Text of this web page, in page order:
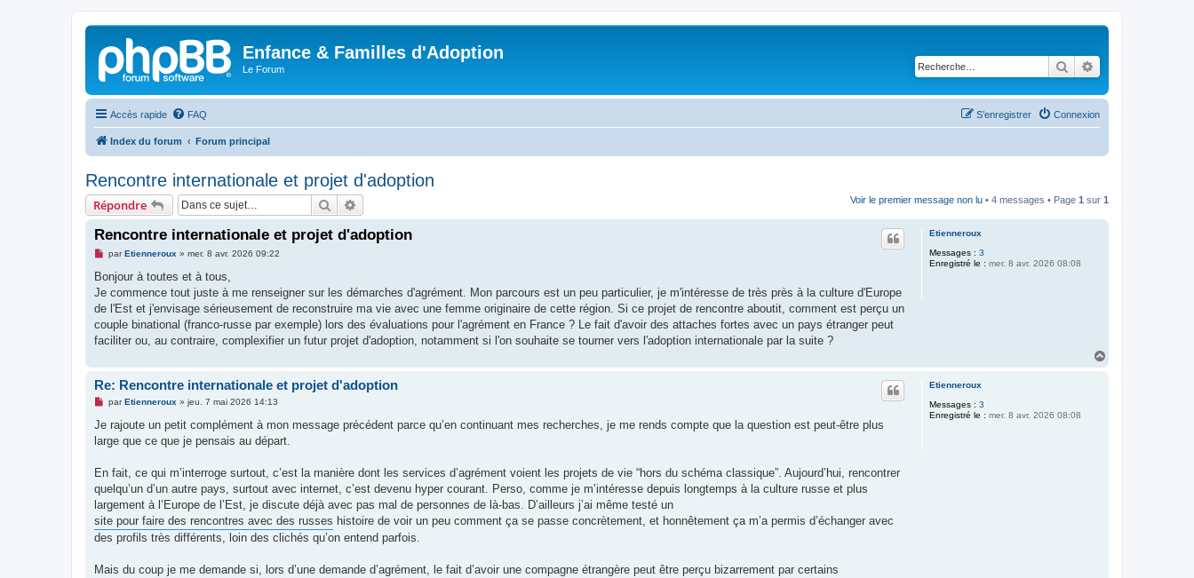
Enfance & Familles d'Adoption
Le Forum Rechercher
Accès rapide FAQ Connexion
S’enregistrer
Index du forum Forum principal
Rencontre internationale et projet d'adoption
Répondre Rechercher Voir le premier message non lu • 4 messages • Page 1 sur 1
Etienneroux
Messages : 3
Enregistré le : mer. 8 avr. 2026 08:08
Rencontre internationale et projet d'adoption
M
s
a
g
n
o
u
parEtienneroux » mer. 8 avr. 2026 09:22
Bonjour à toutes et à tous,
Je commence tout juste à me renseigner sur les démarches d'agrément. Mon parcours est un peu particulier, je m'intéresse de très près à la culture d'Europe
de l'Est et j'envisage sérieusement de reconstruire ma vie avec une femme originaire de cette région. Si ce projet de rencontre aboutit, comment est perçu un
couple binational (franco-russe par exemple) lors des évaluations pour l'agrément en France ? Le fait d'avoir des attaches fortes avec un pays étranger peut
faciliter ou, au contraire, complexifier un futur projet d'adoption, notamment si l'on souhaite se tourner vers l'adoption internationale par la suite ?
Etienneroux
Messages : 3
Enregistré le : mer. 8 avr. 2026 08:08
Re: Rencontre internationale et projet d'adoption
M
s
a
n
o
l
u
parEtienneroux » jeu. 7 mai 2026 14:13
Je rajoute un petit complément à mon message précédent parce qu’en continuant mes recherches, je me rends compte que la question est peut-être plus
large que ce que je pensais au départ.
En fait, ce qui m’interroge surtout, c’est la manière dont les services d’agrément voient les projets de vie “hors du schéma classique”. Aujourd’hui, rencontrer
quelqu’un d’un autre pays, surtout avec internet, c’est devenu hyper courant. Perso, comme je m’intéresse depuis longtemps à la culture russe et plus
largement à l’Europe de l’Est, je discute déjà avec pas mal de personnes de là-bas. D’ailleurs j’ai même testé un
site pour faire des rencontres avec des russes histoire de voir un peu comment ça se passe concrètement, et honnêtement ça m’a permis d’échanger avec
des profils très différents, loin des clichés qu’on entend parfois.
Mais du coup je me demande si, lors d’une demande d’agrément, le fait d’avoir une compagne étrangère peut être perçu bizarrement par certains